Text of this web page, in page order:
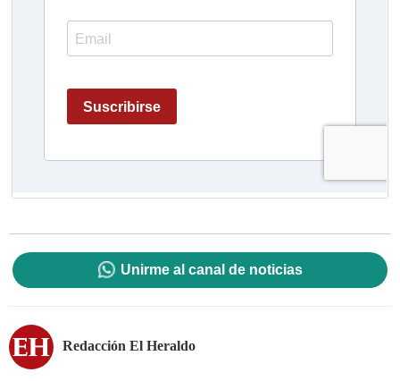
Unirme al canal de noticias
Redacción El Heraldo